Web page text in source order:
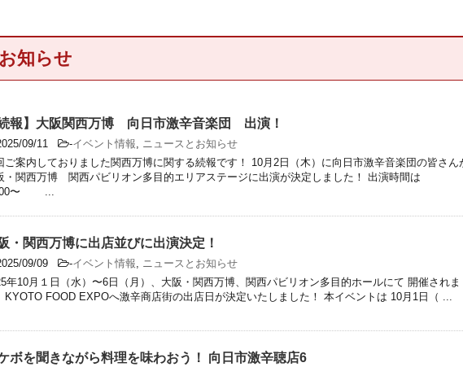
知らせ
続報】大阪関西万博 向日市激辛音楽団 出演！
09/11 -イベント情報, ニュースとお知らせ
ご案内しておりました関西万博に関する続報です！ 10月2日（木）に向日市激辛音楽団の皆さん
・関西万博 関西パビリオン多目的エリアステージに出演が決定しました！ 出演時間は
〜 ...
・関西万博に出店並びに出演決定！
09/09 -イベント情報, ニュースとお知らせ
年10月１日（水）〜6日（月）、大阪・関西万博、関西パビリオン多目的ホールにて 開催されま
KYOTO FOOD EXPOへ激辛商店街の出店日が決定いたしました！ 本イベントは 10月1日（ ...
ボを聞きながら料理を味わおう！ 向日市激辛聴店6